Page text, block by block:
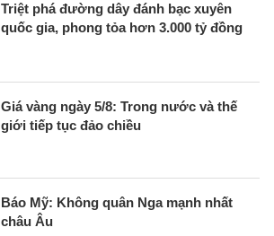
Triệt phá đường dây đánh bạc xuyên
quốc gia, phong tỏa hơn 3.000 tỷ đồng
Giá vàng ngày 5/8: Trong nước và thế
giới tiếp tục đảo chiều
Báo Mỹ: Không quân Nga mạnh nhất
châu Âu